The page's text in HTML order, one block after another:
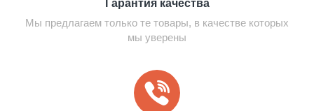
Гарантия качества
Мы предлагаем только те товары, в качестве которых
мы уверены